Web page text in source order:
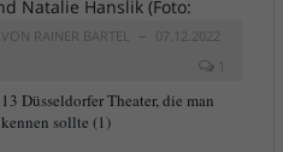
VON RAINER BARTEL
07.12.2022
1
13 Düsseldorfer Theater, die man
kennen sollte (1)